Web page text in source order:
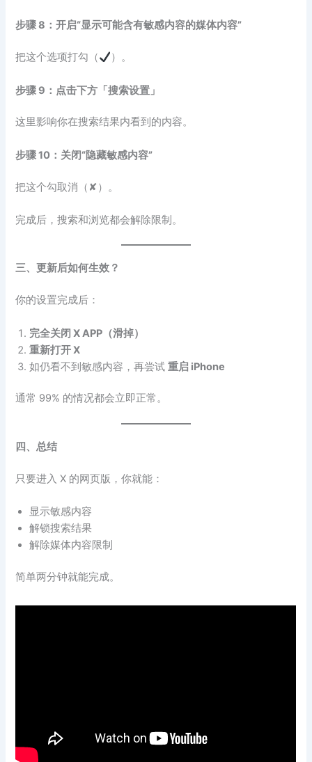
步骤 8：开启“显示可能含有敏感内容的媒体内容”
把这个选项打勾（ ）。
步骤 9：点击下方「搜索设置」
这里影响你在搜索结果内看到的内容。
步骤 10：关闭“隐藏敏感内容”
把这个勾取消（✘）。
完成后，搜索和浏览都会解除限制。
三、更新后如何生效？
你的设置完成后：
完全关闭 X APP（滑掉）
重新打开 X
如仍看不到敏感内容，再尝试重启 iPhone
通常 99% 的情况都会立即正常。
四、总结
只要进入 X 的网页版，你就能：
显示敏感内容
解锁搜索结果
解除媒体内容限制
简单两分钟就能完成。